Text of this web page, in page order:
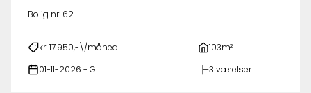
Bolig nr. 62
kr. 17.950,-\/måned 103m²
01-11-2026 - G 3 værelser